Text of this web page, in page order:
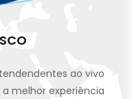
ao vivo
melhor experiência